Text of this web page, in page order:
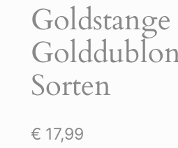
Sorten
€ 17,99